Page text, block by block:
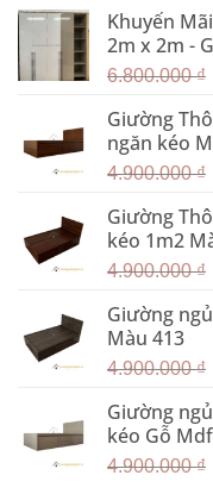
Khuyến
2m x 2m -
6.800.000₫
Giường
ngăn kéo
4.900.000₫
Giường
kéo 1m2
4.900.000₫
Giường
Màu 413
4.900.000₫
Giường
kéo Gỗ
4.900.000₫